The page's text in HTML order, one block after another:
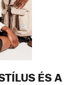
ÉS A